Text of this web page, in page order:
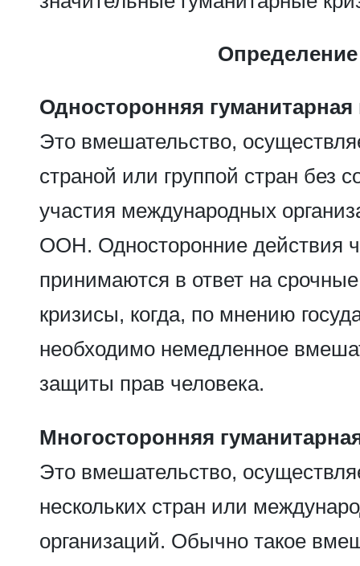
Определение
Односторонняя
Это вмешательство,
страной или группой стран без
участия международных
ООН. Односторонние действия
принимаются в ответ на
кризисы, когда, по мнению
необходимо немедленное
защиты прав человека.
Многосторонняя
Это вмешательство,
нескольких стран или
организаций. Обычно такое